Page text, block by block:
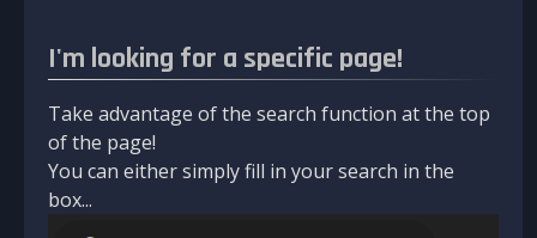
I'm looking for a specific page!
Take advantage of the search function at the top
of the page!
You can either simply fill in your search in the
box...